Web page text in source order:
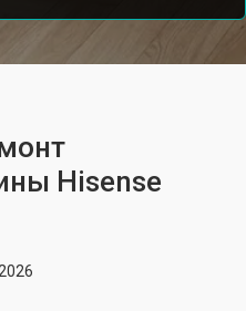
Hisense